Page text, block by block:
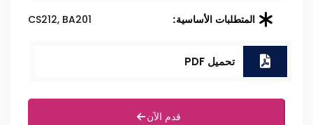
المتطلبات الأساسية: CS212, BA201
تحميل PDF
قدم الآن